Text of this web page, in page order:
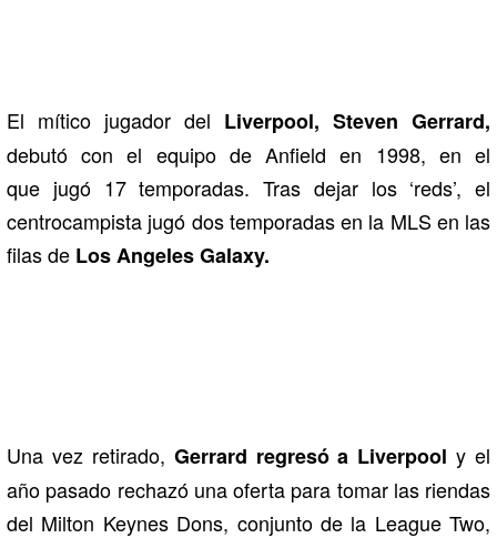
El mítico jugador del Liverpool, Steven Gerrard,
debutó con el equipo de Anfield en 1998, en el
que jugó 17 temporadas. Tras dejar los ‘reds’, el
centrocampista jugó dos temporadas en la MLS en las
filas de Los Angeles Galaxy.
Una vez retirado, Gerrard regresó a Liverpool y el
año pasado rechazó una oferta para tomar las riendas
del Milton Keynes Dons, conjunto de la League Two,